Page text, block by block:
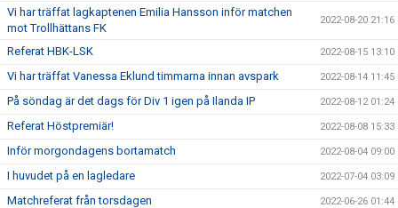
Vi har träffat lagkaptenen Emilia Hansson inför matchen
mot Trollhättans FK
2022-08-20 21:16
Referat HBK-LSK 2022-08-15 13:10
Vi har träffat Vanessa Eklund timmarna innan avspark 2022-08-14 11:45
På söndag är det dags för Div 1 igen på Ilanda IP 2022-08-12 01:24
Referat Höstpremiär! 2022-08-08 15:33
Inför morgondagens bortamatch 2022-08-04 09:00
I huvudet på en lagledare 2022-07-04 03:09
Matchreferat från torsdagen 2022-06-26 01:44